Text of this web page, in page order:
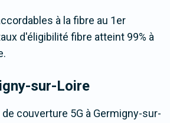
à la fibre au 1er
d'éligibilité fibre atteint 99% à
sur-Loire
couverture 5G à Germigny-sur-